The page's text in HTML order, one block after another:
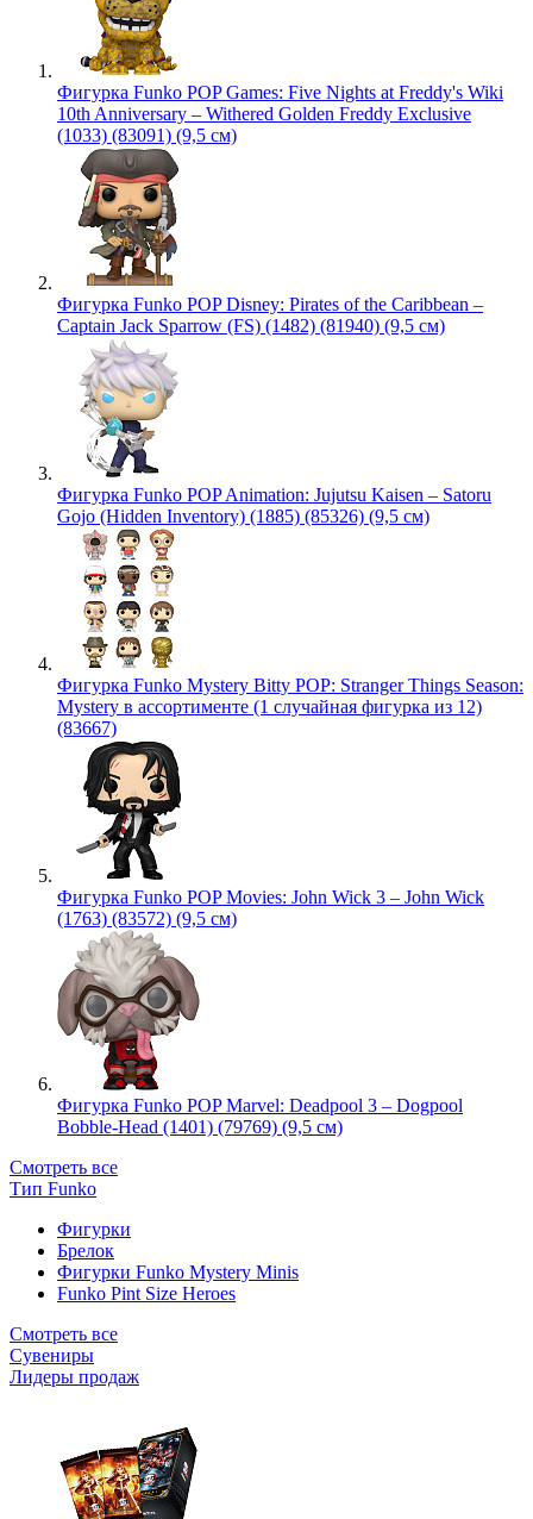
Фигурка Funko POP Games: Five Nights at Freddy's Wiki
10th Anniversary – Withered Golden Freddy Exclusive
(1033) (83091) (9,5 см)
Фигурка Funko POP Disney: Pirates of the Caribbean –
Captain Jack Sparrow (FS) (1482) (81940) (9,5 см)
Фигурка Funko POP Animation: Jujutsu Kaisen – Satoru
Gojo (Hidden Inventory) (1885) (85326) (9,5 см)
Фигурка Funko Mystery Bitty POP: Stranger Things Season:
Mystery в ассортименте (1 случайная фигурка из 12)
(83667)
Фигурка Funko POP Movies: John Wick 3 – John Wick
(1763) (83572) (9,5 см)
Фигурка Funko POP Marvel: Deadpool 3 – Dogpool
Bobble-Head (1401) (79769) (9,5 см)
Смотреть все
Тип Funko
Фигурки
Брелок
Фигурки Funko Mystery Minis
Funko Pint Size Heroes
Смотреть все
Сувениры
Лидеры продаж